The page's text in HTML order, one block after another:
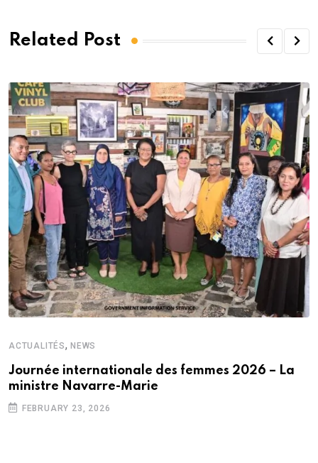
Related Post
ACTUALITÉS, NEWS
Journée internationale des femmes 2026 – La
ministre Navarre-Marie
FEBRUARY 23, 2026